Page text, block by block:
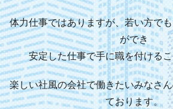
体力仕事ではありますが、若い方で
ができ
安定した仕事で手に職を付ける
楽しい社風の会社で働きたいみなさ
ております。